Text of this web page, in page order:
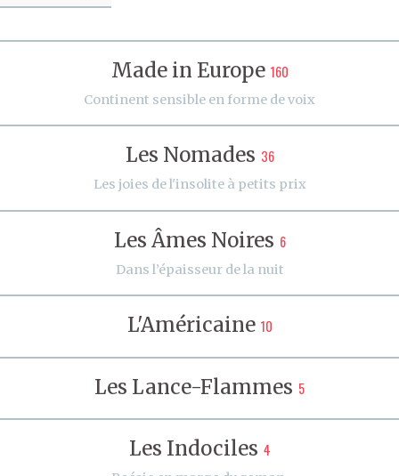
Made in Europe 160
Continent sensible en forme de voix
Les Nomades 36
Les joies de l'insolite à petits prix
Les Âmes Noires 6
Dans l’épaisseur de la nuit
L'Américaine 10
Les Lance-Flammes 5
Les Indociles 4